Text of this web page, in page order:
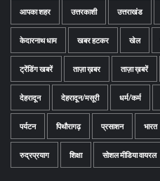
आपका शहर उत्तरकाशी उत्तराखंड
केदारनाथ धाम खबर हटकर खेल
ट्रेंडिंग खबरें ताज़ा ख़बर ताज़ा ख़बरें
देहरादून देहरादून/मसूरी धर्म/कर्म
पर्यटन पिथौरागढ़ प्रसाशन भारत
रुद्रप्रयाग शिक्षा सोशल मीडिया वायरल